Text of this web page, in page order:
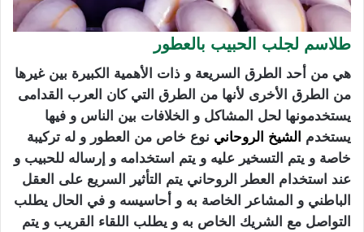
طلاسم لجلب الحبيب بالعطور
هي من أحد الطرق السريعة و ذات الأهمية الكبيرة بين غيرها
من الطرق الأخرى لأنها من الطرق التي كان العرب القدامى
يستخدمونها لحل المشاكل و الخلافات بين الناس و فيها
يستخدم الشيخ الروحاني نوع خاص من العطور و له تركيبة
خاصة و يتم التسخير عليه و يتم استخدامه و إرساله للحبيب و
عند استخدام العطر الروحاني يتم التأثير السريع على العقل
الباطني و المشاعر الخاصة به و أحاسيسه و في الحال يطلب
التواصل مع الشريك الخاص به و يطلب اللقاء القريب و يتم